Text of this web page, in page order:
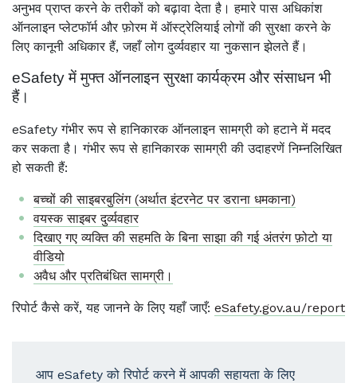
अनुभव प्राप्त करने के तरीकों को बढ़ावा देता है। हमारे पास अधिकांश
ऑनलाइन प्लेटफॉर्म और फ़ोरम में ऑस्ट्रेलियाई लोगों की सुरक्षा करने के
लिए कानूनी अधिकार हैं, जहाँ लोग दुर्व्यवहार या नुकसान झेलते हैं।
eSafety में मुफ्त ऑनलाइन सुरक्षा कार्यक्रम और संसाधन भी
हैं।
eSafety गंभीर रूप से हानिकारक ऑनलाइन सामग्री को हटाने में मदद
कर सकता है। गंभीर रूप से हानिकारक सामग्री की उदाहरणें निम्नलिखित
हो सकती हैं:
बच्चों की साइबरबुलिंग (अर्थात इंटरनेट पर डराना धमकाना)
वयस्क साइबर दुर्व्यवहार
दिखाए गए व्यक्ति की सहमति के बिना साझा की गई अंतरंग फ़ोटो या
वीडियो
अवैध और प्रतिबंधित सामग्री।
रिपोर्ट कैसे करें, यह जानने के लिए यहाँ जाएँ: eSafety.gov.au/report
आप eSafety को रिपोर्ट करने में आपकी सहायता के लिए